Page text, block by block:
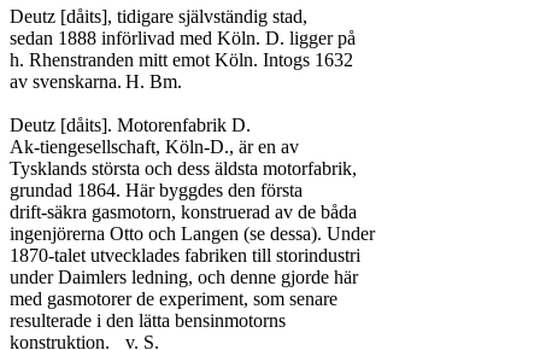
Deutz [dåits], tidigare självständig stad,
sedan 1888 införlivad med Köln. D. ligger på
h. Rhenstranden mitt emot Köln. Intogs 1632
av svenskarna.	H. Bm.
Deutz [dåits]. Motorenfabrik D.
Ak-tiengesellschaft, Köln-D., är en av
Tysklands största och dess äldsta motorfabrik,
grundad 1864. Här byggdes den första
drift-säkra gasmotorn, konstruerad av de båda
ingenjörerna Otto och Langen (se dessa). Under
1870-talet utvecklades fabriken till storindustri
under Daimlers ledning, och denne gjorde här
med gasmotorer de experiment, som senare
resulterade i den lätta bensinmotorns
konstruktion.	v. S.